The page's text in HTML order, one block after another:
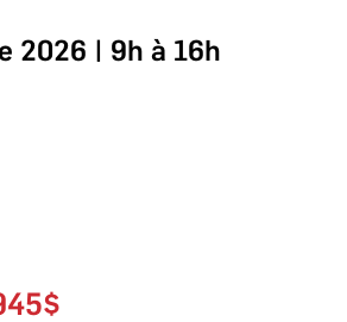
2026 | 9h à 16h